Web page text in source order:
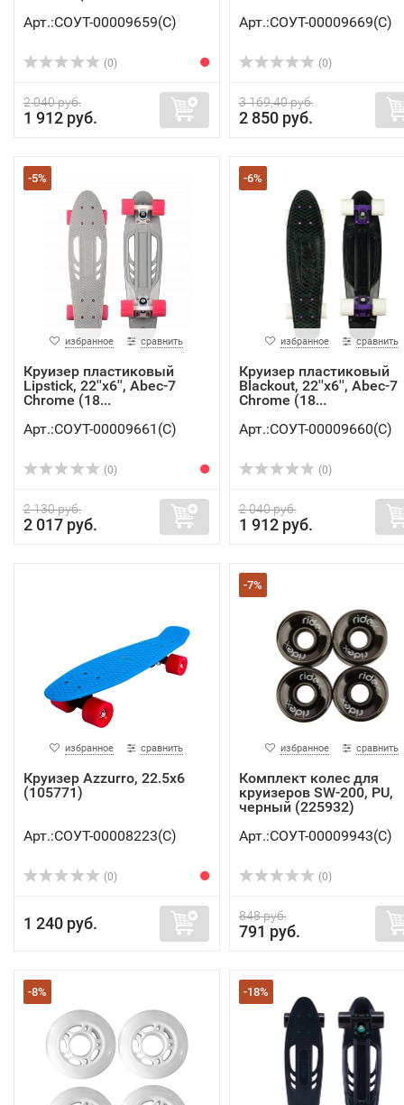
Арт.:СОУТ-00009659(C)
(0)
2 040 руб.
1 912 руб.
Арт.:СОУТ-00009669(C)
(0)
3 169,40 руб.
2 850 руб.
-5%
избранное сравнить
Круизер пластиковый
Lipstick, 22''x6'', Abec-7
Chrome (18...
Арт.:СОУТ-00009661(C)
(0)
2 130 руб.
2 017 руб.
-6%
избранное сравнить
Круизер пластиковый
Blackout, 22''x6'', Abec-7
Chrome (18...
Арт.:СОУТ-00009660(C)
(0)
2 040 руб.
1 912 руб.
избранное сравнить
Круизер Azzurro, 22.5x6
(105771)
Арт.:СОУТ-00008223(C)
(0)
1 240 руб.
-7%
избранное сравнить
Комплект колес для
круизеров SW-200, PU,
черный (225932)
Арт.:СОУТ-00009943(C)
(0)
848 руб.
791 руб.
-8% -18%